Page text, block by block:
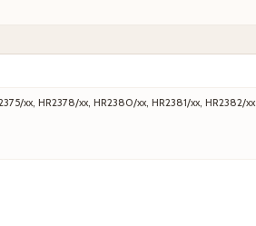
xx, HR2378/xx, HR2380/xx, HR2381/xx, HR2382/xx